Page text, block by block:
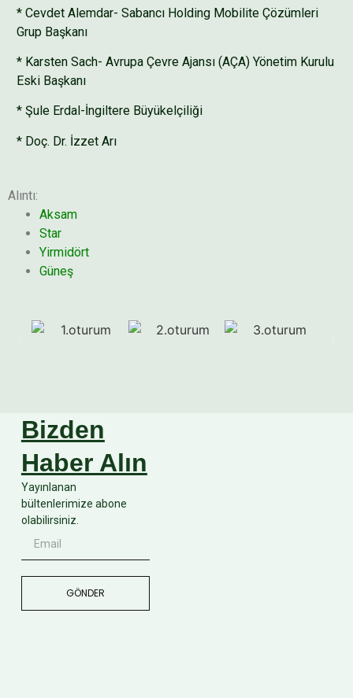
* Cevdet Alemdar- Sabancı Holding Mobilite Çözümleri
Grup Başkanı
* Karsten Sach- Avrupa Çevre Ajansı (AÇA) Yönetim Kurulu
Eski Başkanı
* Şule Erdal-İngiltere Büyükelçiliği
* Doç. Dr. İzzet Arı
Alıntı:
Aksam
Star
Yirmidört
Güneş
Bizden
Haber Alın
Yayınlanan
bültenlerimize abone
olabilirsiniz.
GÖNDER